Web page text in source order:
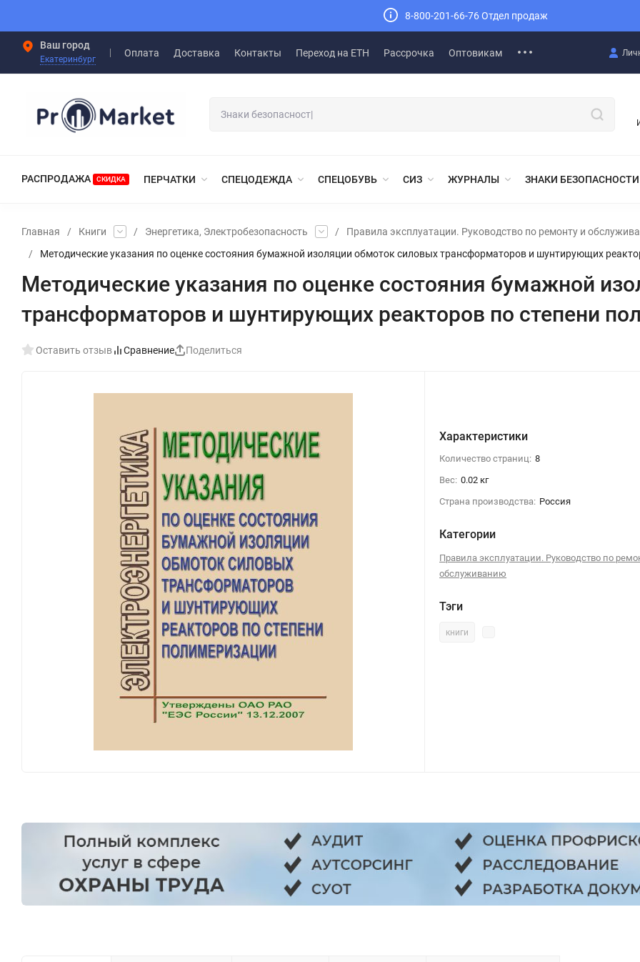
8-800-201-66-76 Отдел продаж
Ваш город
Екатеринбург
Оплата Доставка Контакты Переход на ЕТН Рассрочка Оптовикам
РАСПРОДАЖА СКИДКА ПЕРЧАТКИ СПЕЦОДЕЖДА СПЕЦОБУВЬ СИЗ ЖУРНАЛЫ ЗНАКИ БЕЗОПАСНОСТИ
Главная / Книги / Энергетика, Электробезопасность /
Правила эксплуатации. Руководство по ремонту и
/
Методические указания по оценке состояния бумажной изоляции обмоток силовых трансформаторов и шунтирующих
Методические указания по оценке состояния бумажной
трансформаторов и шунтирующих реакторов по степени
Оставить отзыв Сравнение Поделиться
Характеристики
Количество страниц: 8
Вес: 0.02 кг
Страна производства: Россия
Категории
Правила эксплуатации. Руководство по
обслуживанию
Тэги
книги